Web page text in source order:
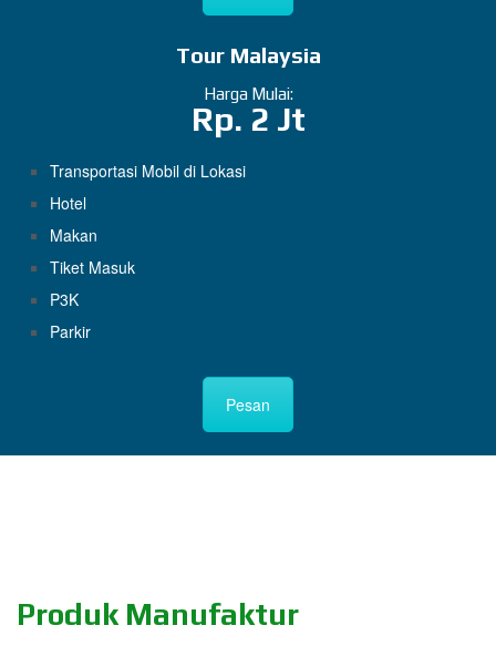
Tour Malaysia
Harga Mulai:
Rp. 2 Jt
Transportasi Mobil di Lokasi
Hotel
Makan
Tiket Masuk
P3K
Parkir
Pesan
Produk Manufaktur